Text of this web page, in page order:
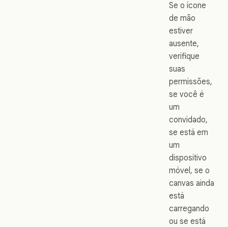
Se o ícone
de mão
estiver
ausente,
verifique
suas
permissões,
se você é
um
convidado,
se está em
um
dispositivo
móvel, se o
canvas ainda
está
carregando
ou se está